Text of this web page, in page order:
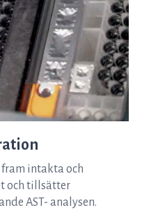
intakta och
och tillsätter
AST- analysen.